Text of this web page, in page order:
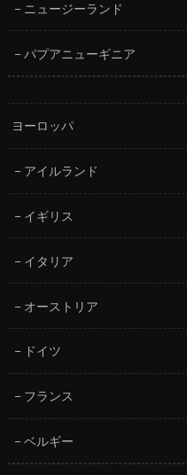
ニュージーランド
パプアニューギニア
ヨーロッパ
アイルランド
イギリス
イタリア
オーストリア
ドイツ
フランス
ベルギー